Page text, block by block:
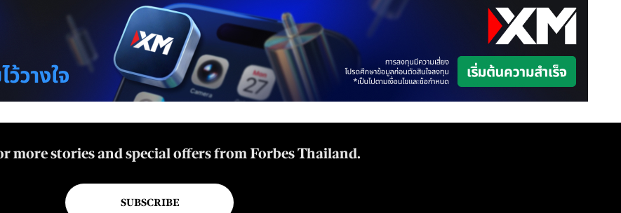
more stories and special offers from Forbes Thailand.
SUBSCRIBE